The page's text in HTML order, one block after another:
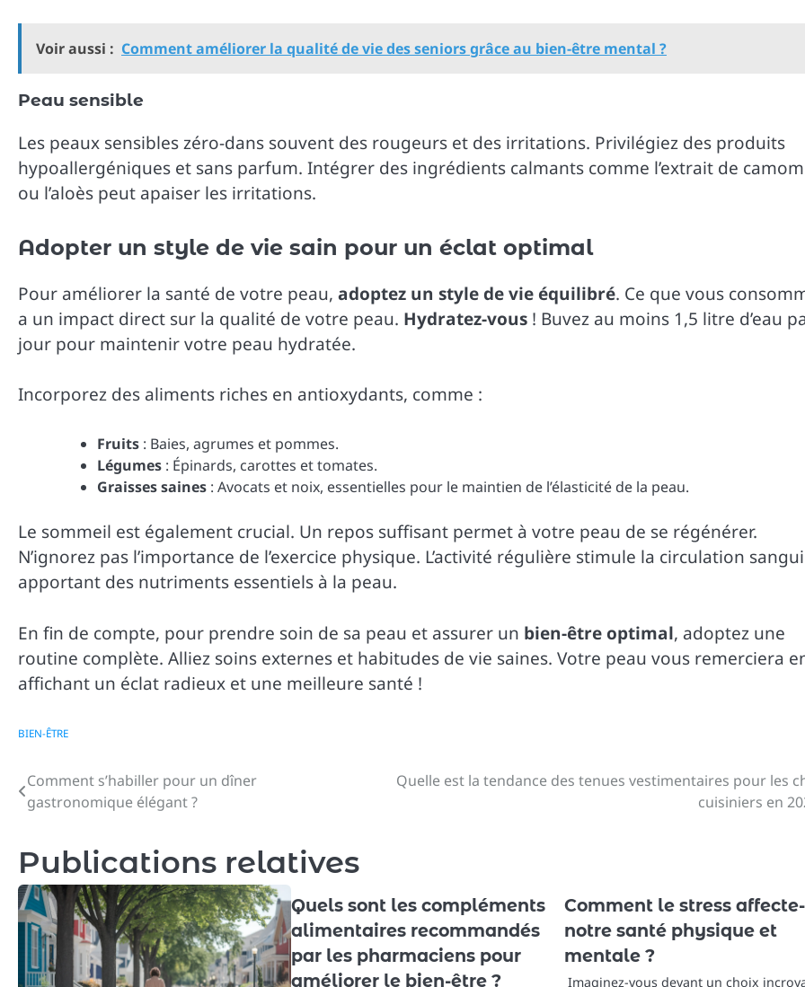
Voir aussi : Comment améliorer la qualité de vie des seniors grâce au bien-être mental ?
Peau sensible
Les peaux sensibles zéro-dans souvent des rougeurs et des irritations. Privilégiez des produits
hypoallergéniques et sans parfum. Intégrer des ingrédients calmants comme l’extrait de
ou l’aloès peut apaiser les irritations.
Adopter un style de vie sain pour un éclat optimal
Pour améliorer la santé de votre peau, adoptez un style de vie équilibré. Ce que vous
a un impact direct sur la qualité de votre peau. Hydratez-vous ! Buvez au moins 1,5 litre d’eau
jour pour maintenir votre peau hydratée.
Incorporez des aliments riches en antioxydants, comme :
Fruits : Baies, agrumes et pommes.
Légumes : Épinards, carottes et tomates.
Graisses saines : Avocats et noix, essentielles pour le maintien de l’élasticité de la peau.
Le sommeil est également crucial. Un repos suffisant permet à votre peau de se régénérer.
N’ignorez pas l’importance de l’exercice physique. L’activité régulière stimule la circulation
apportant des nutriments essentiels à la peau.
En fin de compte, pour prendre soin de sa peau et assurer un bien-être optimal, adoptez une
routine complète. Alliez soins externes et habitudes de vie saines. Votre peau vous remerciera
affichant un éclat radieux et une meilleure santé !
BIEN-ÊTRE
Navigation
de
l’article
Comment s’habiller pour un dîner
gastronomique élégant ?
Quelle est la tendance des tenues vestimentaires pour les
cuisiniers en
Publications relatives
Quels sont les compléments
alimentaires recommandés
par les pharmaciens pour
améliorer le bien-être ?
Comment le stress
notre santé physique et
mentale ?
Imaginez-vous devant un choix